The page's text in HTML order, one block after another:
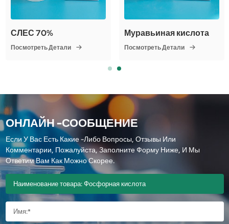
СЛЕС 70%
Посмотреть Детали
Муравьиная кислота
Посмотреть Детали
ОНЛАЙН -СООБЩЕНИЕ
Если У Вас Есть Какие -либо Вопросы, Отзывы Или
Комментарии, Пожалуйста, Заполните Форму Ниже, И Мы
Ответим Вам Как Можно Скорее.